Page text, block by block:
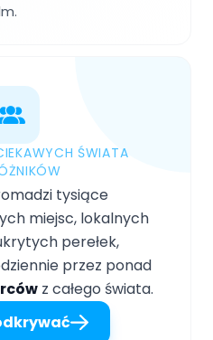
ŚWIATA
tysiące
miejsc, lokalnych
perełek,
przez ponad
z całego świata.